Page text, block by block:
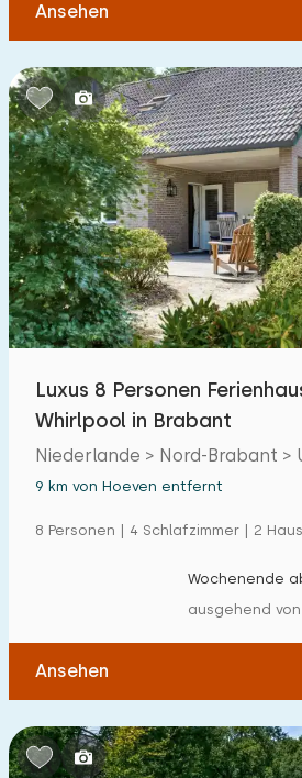
Ansehen
Luxus 8 Personen
Whirlpool in Brabant
Niederlande > Nord-Brabant >
9 km von Hoeven entfernt
8 Personen | 4 Schlafzimmer | 2
Wochenende
ausgehend
Ansehen